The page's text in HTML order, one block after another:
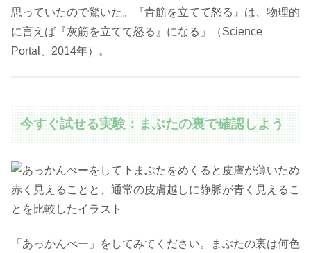
思っていたので驚いた。『青筋を立てて怒る』は、物理的
に言えば『灰筋を立てて怒る』になる」（Science
Portal、2014年）。
今すぐ試せる実験：まぶたの裏で確認しよう
「あっかんべー」をしてみてください。まぶたの裏は何色